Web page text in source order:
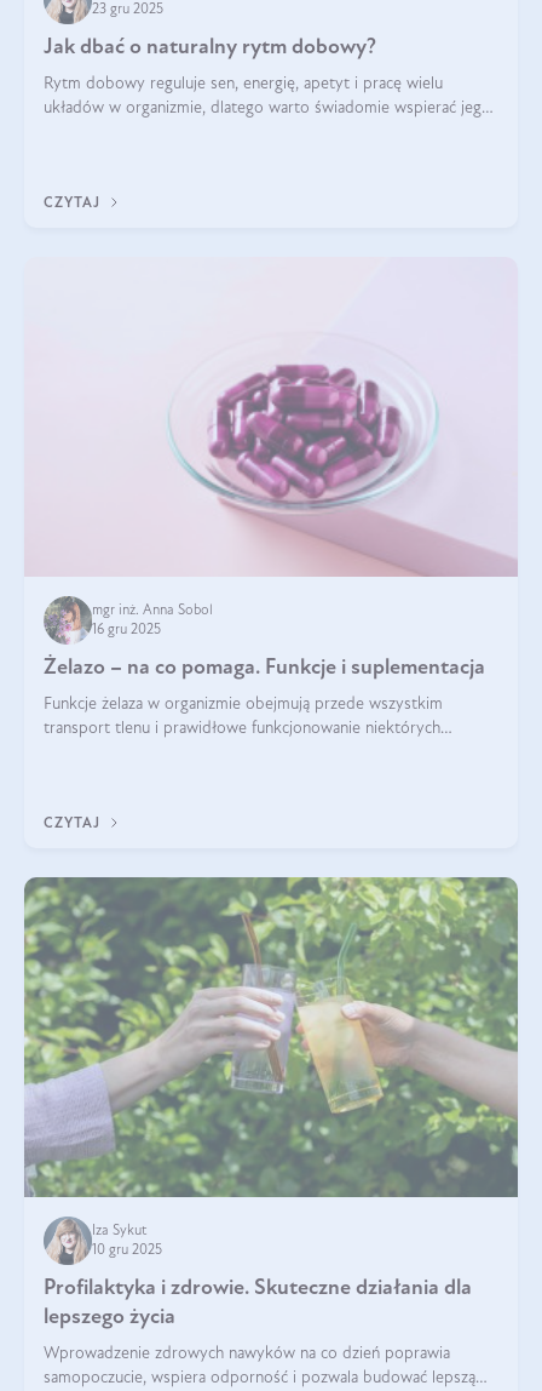
23 gru 2025
Jak dbać o naturalny rytm dobowy?
Rytm dobowy reguluje sen, energię, apetyt i pracę wielu
układów w organizmie, dlatego warto świadomie wspierać jego
CZYTAJ
mgr inż. Anna Sobol
16 gru 2025
Żelazo – na co pomaga. Funkcje i suplementacja
Funkcje żelaza w organizmie obejmują przede wszystkim
transport tlenu i prawidłowe funkcjonowanie niektórych
CZYTAJ
Iza Sykut
10 gru 2025
Profilaktyka i zdrowie. Skuteczne działania dla
lepszego życia
Wprowadzenie zdrowych nawyków na co dzień poprawia
samopoczucie, wspiera odporność i pozwala budować lepszą